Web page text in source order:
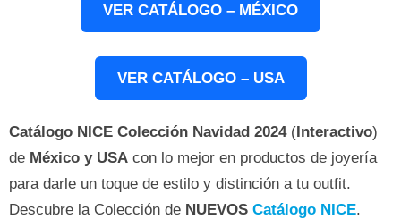
VER CATÁLOGO – MÉXICO
VER CATÁLOGO – USA
Catálogo NICE Colección Navidad 2024(Interactivo)
de México y USA con lo mejor en productos de joyería
para darle un toque de estilo y distinción a tu outfit.
Descubre la Colección de NUEVOS Catálogo NICE.